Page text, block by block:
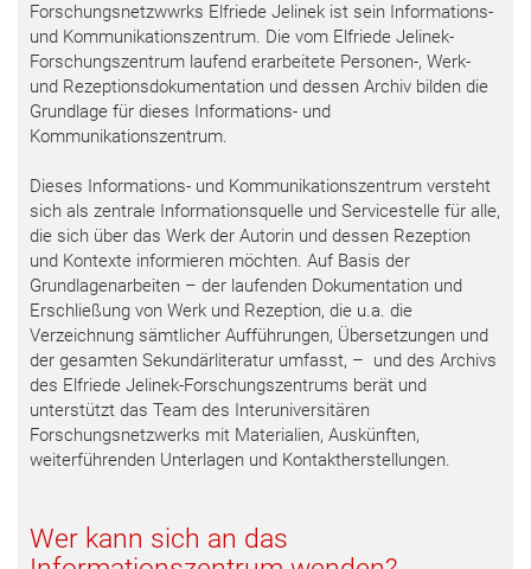
Forschungsnetzwwrks Elfriede Jelinek ist sein Informations-
und Kommunikationszentrum. Die vom Elfriede Jelinek-
Forschungszentrum laufend erarbeitete Personen-, Werk-
und Rezeptionsdokumentation und dessen Archiv bilden die
Grundlage für dieses Informations- und
Kommunikationszentrum.
Dieses Informations- und Kommunikationszentrum versteht
sich als zentrale Informationsquelle und Servicestelle für alle,
die sich über das Werk der Autorin und dessen Rezeption
und Kontexte informieren möchten. Auf Basis der
Grundlagenarbeiten – der laufenden Dokumentation und
Erschließung von Werk und Rezeption, die u.a. die
Verzeichnung sämtlicher Aufführungen, Übersetzungen und
der gesamten Sekundärliteratur umfasst, – und des Archivs
des Elfriede Jelinek-Forschungszentrums berät und
unterstützt das Team des Interuniversitären
Forschungsnetzwerks mit Materialien, Auskünften,
weiterführenden Unterlagen und Kontaktherstellungen.
Wer kann sich an das